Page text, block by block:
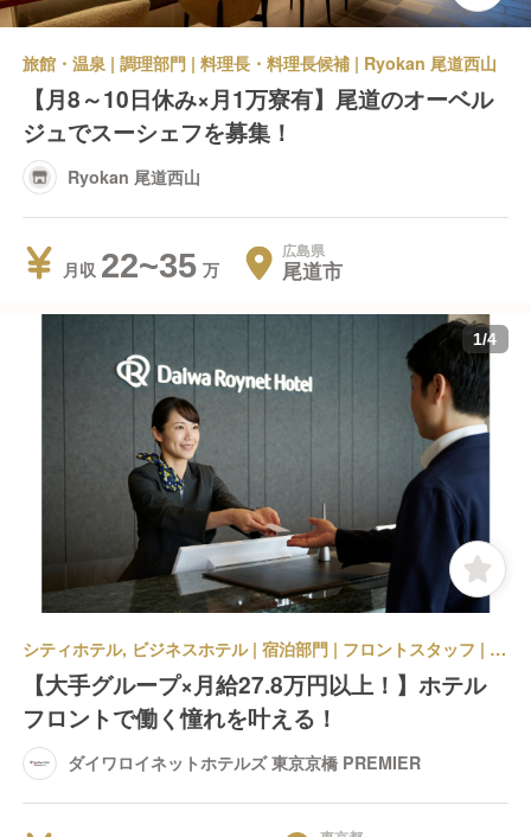
旅館・温泉 | 調理部門 | 料理長・料理長候補 | Ryokan 尾道西山
【月8～10日休み×月1万寮有】尾道のオーベル
ジュでスーシェフを募集！
Ryokan 尾道西山
月収 22~35 広島県
尾道市
1/4
シティホテル, ビジネスホテル | 宿泊部門 | フロントスタッフ | ダイワロイネットホテルズ 東京京橋 PREMIER
【大手グループ×月給27.8万円以上！】ホテル
フロントで働く憧れを叶える！
ダイワロイネットホテルズ 東京京橋 PREMIER